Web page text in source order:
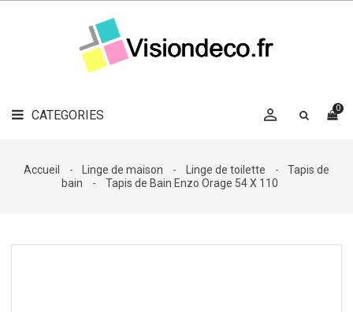
CATEGORIES 0

LE
MAG
DÉCO

DÉCO
Accueil Linge de maison Linge de toilette
Tapis de
bain
Tapis de Bain Enzo Orage 54 X 110